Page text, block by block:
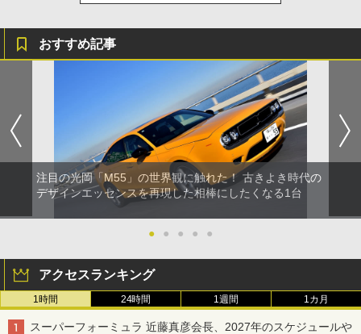
おすすめ記事
注目の光岡「M55」の世界観に触れた！ 古きよき時代の
デザインエッセンスを再現した相棒にしたくなる1台
● ● ● ● ●
アクセスランキング
1時間 24時間 1週間 1カ月
スーパーフォーミュラ 近藤真彦会長、2027年のスケジュールや